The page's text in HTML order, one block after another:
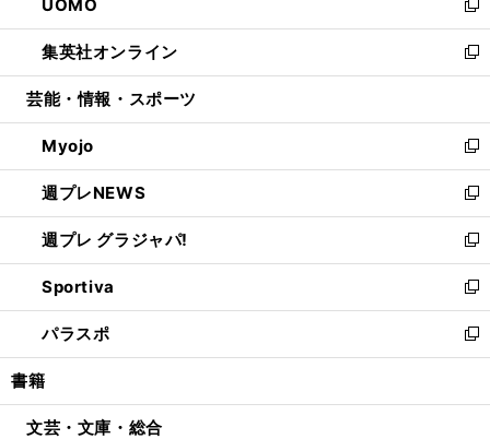
く
で
開
く
ド
ウ
で
開
ィ
ン
ド
ウ
開
く
い
ウ
ィ
ン
ウ
で
開
く
UOMO
新
し
い
ウ
ン
ド
ウ
で
開
く
集英社オンライン
新
し
ウ
ィ
ン
ド
ウ
で
開
く
芸能・情報・スポーツ
Myojo
新
し
い
ウ
ィ
ン
ド
ウ
で
開
週プレNEWS
新
し
い
ウ
ィ
ン
ド
ウ
開
週プレ グラジャパ!
新
し
い
ウ
ィ
ン
ウ
Sportiva
新
し
い
ウ
ン
パラスポ
新
し
ウ
書籍
文芸・文庫・総合